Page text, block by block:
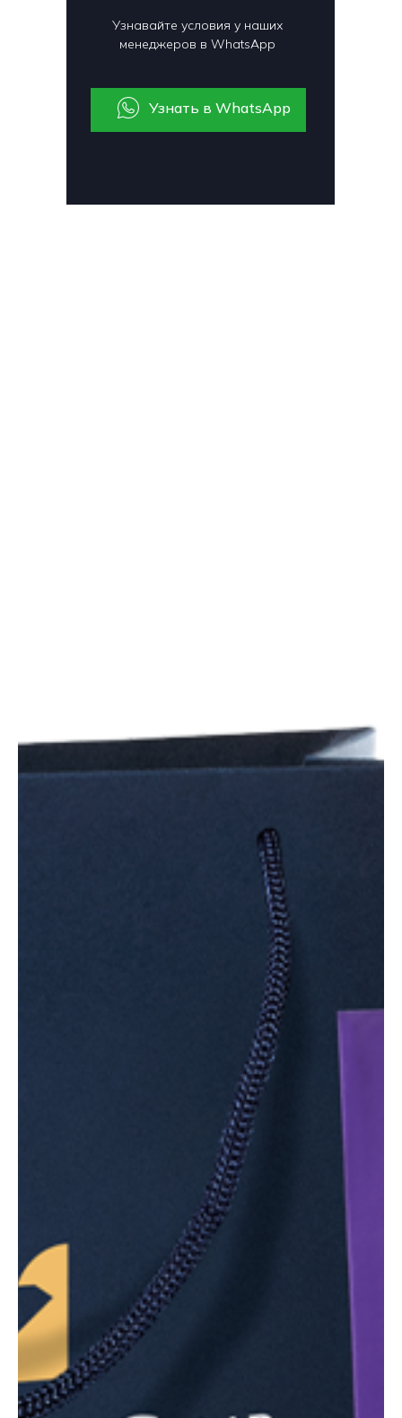
Узнавайте условия у наших
менеджеров в WhatsApp
Узнать в WhatsApp